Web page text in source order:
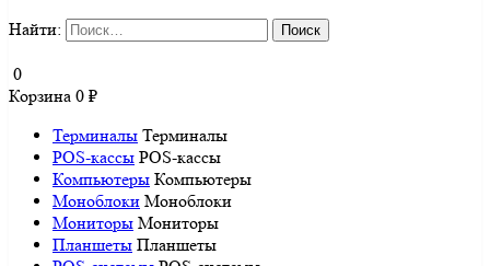
Найти:
0
Корзина 0 ₽
Терминалы Терминалы
POS-кассы POS-кассы
Компьютеры Компьютеры
Моноблоки Моноблоки
Мониторы Мониторы
Планшеты Планшеты